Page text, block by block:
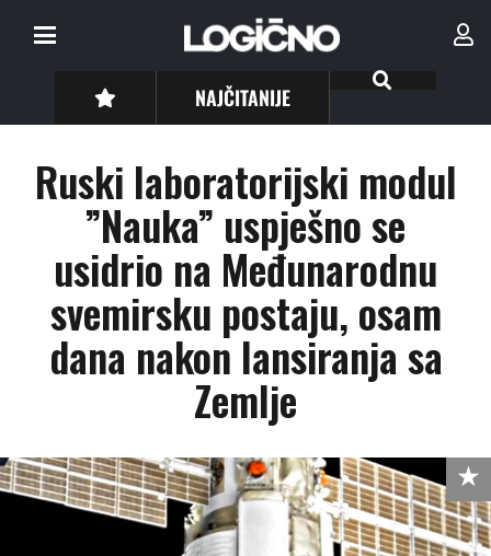
NAJČITANIJE
Ruski laboratorijski modul
”Nauka” uspješno se
usidrio na Međunarodnu
svemirsku postaju, osam
dana nakon lansiranja sa
Zemlje